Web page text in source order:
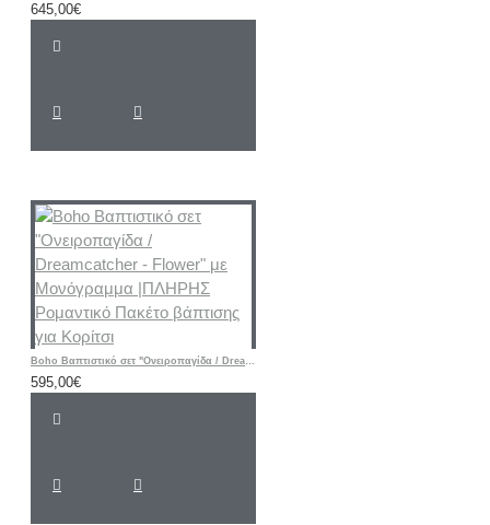
645,00€
Boho Βαπτιστικό σετ "Ονειροπαγίδα / Dreamcatcher - Flower" με Μονόγραμμα |ΠΛΗΡΗΣ Ρομαντικό Πακέτο βάπτισης για Κορίτσι
595,00€